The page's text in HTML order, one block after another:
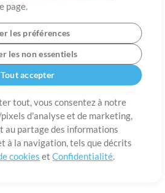
page.
les préférences
les non essentiels
Tout accepter
tout, vous consentez à notre
d'analyse et de marketing,
au partage des informations
à la navigation, tels que décrits
cookies etConfidentialité.